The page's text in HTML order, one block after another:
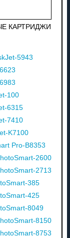
КАРТРИДЖИ
5943
100
6315
7410
K7100
Pro-B8353
2600
2713
385
425
8049
8150
8753